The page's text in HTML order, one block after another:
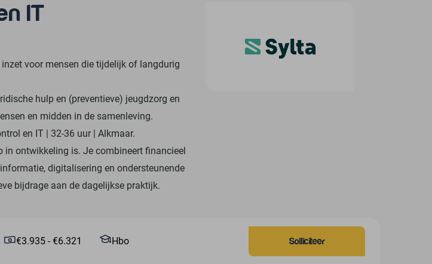
IT
voor mensen die tijdelijk of langdurig
hulp en (preventieve) jeugdzorg en
en midden in de samenleving.
en IT | 32-36 uur | Alkmaar.
in ontwikkeling is. Je combineert financieel
digitalisering en ondersteunende
bijdrage aan de dagelijkse praktijk.
€3.935 - €6.321 Hbo Solliciteer